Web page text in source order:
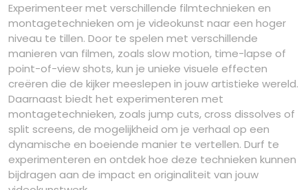
Experimenteer met verschillende filmtechnieken en
montagetechnieken om je videokunst naar een hoger
niveau te tillen. Door te spelen met verschillende
manieren van filmen, zoals slow motion, time-lapse of
point-of-view shots, kun je unieke visuele effecten
creëren die de kijker meeslepen in jouw artistieke wereld.
Daarnaast biedt het experimenteren met
montagetechnieken, zoals jump cuts, cross dissolves of
split screens, de mogelijkheid om je verhaal op een
dynamische en boeiende manier te vertellen. Durf te
experimenteren en ontdek hoe deze technieken kunnen
bijdragen aan de impact en originaliteit van jouw